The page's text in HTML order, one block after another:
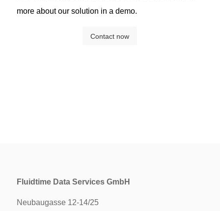
more about our solution in a demo.
Contact now
Fluidtime Data Services GmbH
Neubaugasse 12-14/25